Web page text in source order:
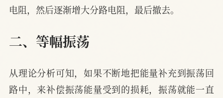
电阻，然后逐渐增大分路电阻，最后撤去。
二、等幅振荡
从理论分析可知，如果不断地把能量补充到振荡回
路中，来补偿振荡能量受到的损耗，振荡就能一直